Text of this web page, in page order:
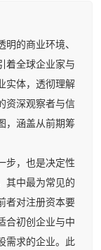
的商业环境、
着全球企业家与
实体，透彻理解
资深观察者与信
，涵盖从前期筹
步，也是决定性
其中最为常见的
者对注册资本要
合初创企业与中
需求的企业。此